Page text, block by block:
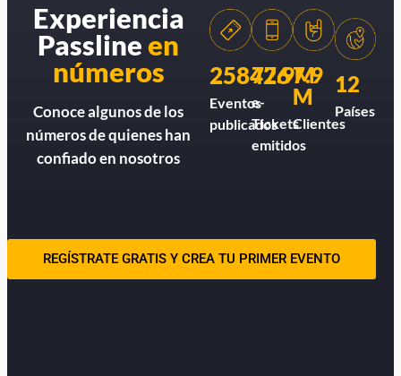
Experiencia
Passlineen
números
Conoce algunos de los
números de quienes han
confiado en nosotros
258426
Eventos
publicados
77.9M
e-
Tickets
emitidos
7.9
M
Clientes
12
Países
REGÍSTRATE GRATIS Y CREA TU PRIMER EVENTO